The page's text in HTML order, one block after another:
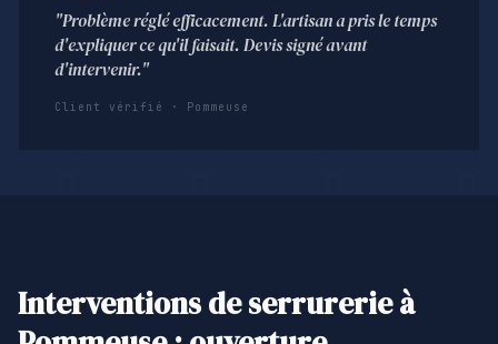
"Problème réglé efficacement. L'artisan a pris le temps
d'expliquer ce qu'il faisait. Devis signé avant
d'intervenir."
Client vérifié · Pommeuse
Interventions de serrurerie à